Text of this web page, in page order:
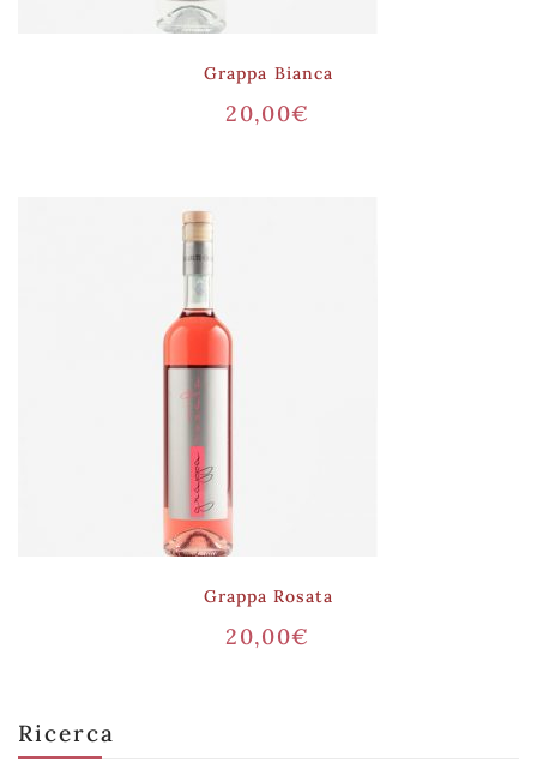
Ricerca
Grappa Bianca
20,00€
Grappa Rosata
20,00€